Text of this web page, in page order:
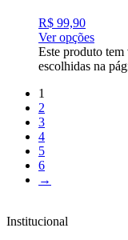
R$ 99,90
Ver opções
Este produto tem
escolhidas na
1
2
3
4
5
6
→
Institucional